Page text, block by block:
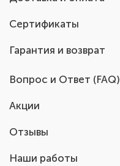
Сертификаты
Гарантия и возврат
Вопрос и Ответ (FAQ)
Акции
Отзывы
Наши работы